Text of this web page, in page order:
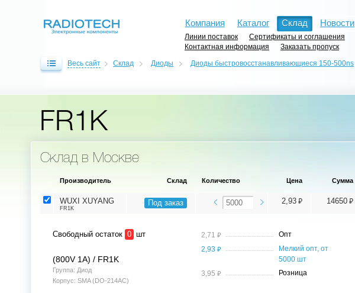
Компания Каталог Склад Новости
Линии поставок
Сертификаты и соглашения
Контактная информация
Заказать пропуск
Весь сайт Склад Диоды Диоды быстровосстанавливающиеся 150-500ns
FR1K
Склад в Москве
Производитель Склад Количество Цена Сумма
WUXI XUYANG
FR1K
Под заказ 2,93 ⃏ 14650 ⃏
Свободный остаток 0 шт
(800V 1A) / FR1K
Группа: Диод
Корпус: SMA (DO-214AC)
2,71 ⃏
Опт
2,93 ⃏
Мелкий опт, от
5000 шт
3,95 ⃏ Розница